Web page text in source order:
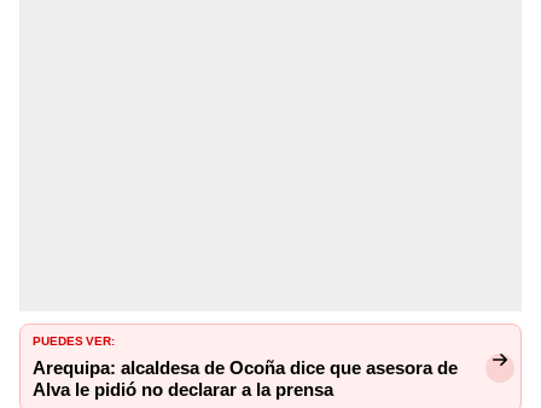
PUEDES VER:
Arequipa: alcaldesa de Ocoña dice que asesora de
Alva le pidió no declarar a la prensa